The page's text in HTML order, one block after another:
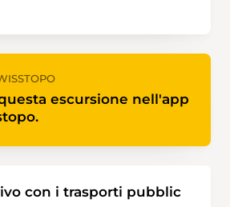
escursione nell'app
con i trasporti pubblic